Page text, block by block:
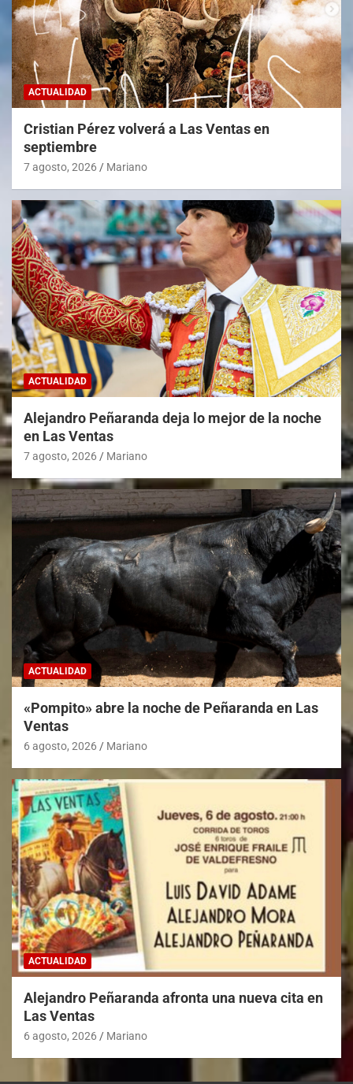
ACTUALIDAD
Cristian Pérez volverá a Las Ventas en
septiembre
7 agosto, 2026 Mariano
ACTUALIDAD
Alejandro Peñaranda deja lo mejor de la noche
en Las Ventas
7 agosto, 2026 Mariano
ACTUALIDAD
«Pompito» abre la noche de Peñaranda en Las
Ventas
6 agosto, 2026 Mariano
ACTUALIDAD
Alejandro Peñaranda afronta una nueva cita en
Las Ventas
6 agosto, 2026 Mariano